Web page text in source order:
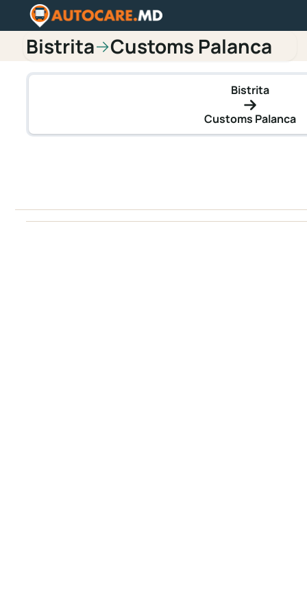
Bistrita→Customs Palanca
Bistrita
Customs Palanca